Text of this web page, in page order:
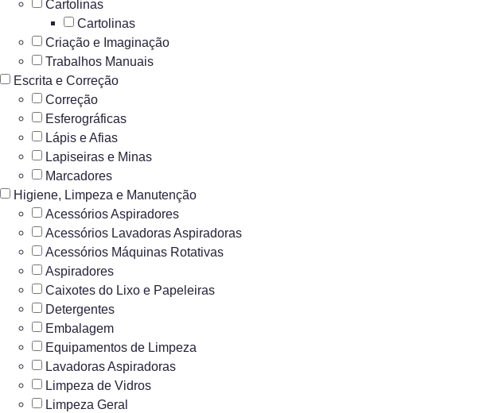
Cartolinas
Cartolinas
Criação e Imaginação
Trabalhos Manuais
Escrita e Correção
Correção
Esferográficas
Lápis e Afias
Lapiseiras e Minas
Marcadores
Higiene, Limpeza e Manutenção
Acessórios Aspiradores
Acessórios Lavadoras Aspiradoras
Acessórios Máquinas Rotativas
Aspiradores
Caixotes do Lixo e Papeleiras
Detergentes
Embalagem
Equipamentos de Limpeza
Lavadoras Aspiradoras
Limpeza de Vidros
Limpeza Geral